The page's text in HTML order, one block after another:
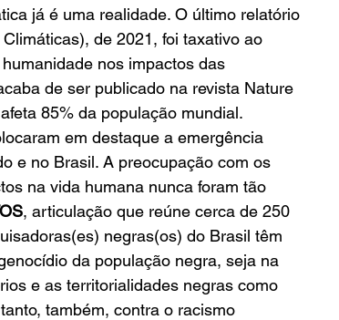
já é uma realidade. O último relatório
de 2021, foi taxativo ao
nos impactos das
de ser publicado na revista Nature
85% da população mundial.
em destaque a emergência
e no Brasil. A preocupação com os
na vida humana nunca foram tão
, articulação que reúne cerca de 250
negras(os) do Brasil têm
da população negra, seja na
e as territorialidades negras como
também, contra o racismo